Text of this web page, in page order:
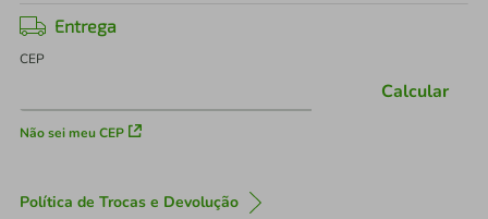
Entrega
CEP
Não sei meu CEP
Calcular
Política de Trocas e Devolução